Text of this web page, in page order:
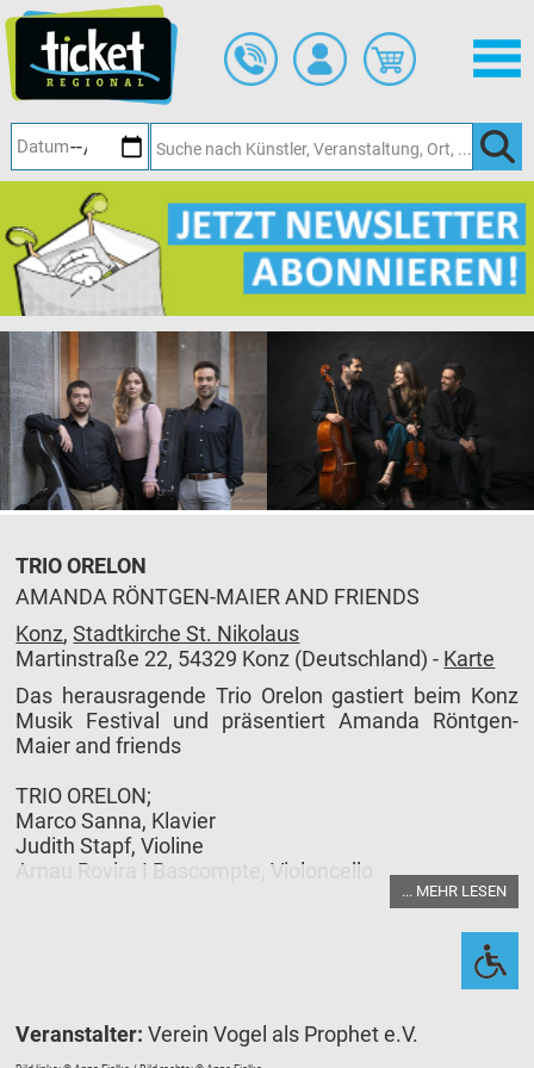
Hauptinhalt
springen
TRIO ORELON
AMANDA RÖNTGEN-MAIER AND FRIENDS
Konz,Stadtkirche St. Nikolaus
Martinstraße 22, 54329 Konz (Deutschland) - Karte
Das herausragende Trio Orelon gastiert beim Konz
Musik Festival und präsentiert Amanda Röntgen-
Maier and friends
TRIO ORELON;
Marco Sanna, Klavier
Judith Stapf, Violine
Arnau Rovira I Bascompte, Violoncello
Andante con moto in c-Moll EG116 für Klavier, Violine
und Violoncello
... MEHR LESEN
Veranstalter: Verein Vogel als Prophet e.V.